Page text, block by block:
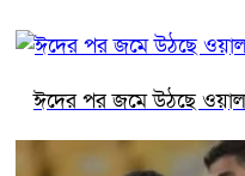
ঈদের পর জমে উঠছে